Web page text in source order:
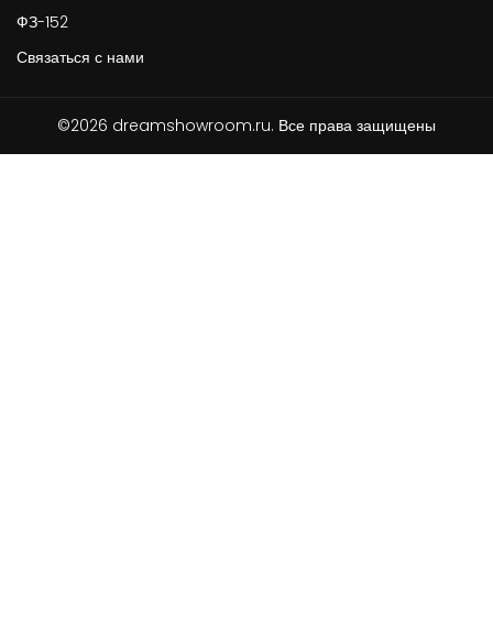
ФЗ-152
Связаться с нами
©2026 dreamshowroom.ru. Все права защищены